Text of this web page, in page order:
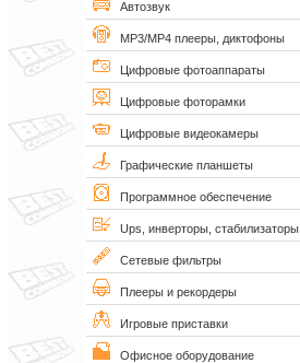
Автозвук
MP3/MP4 плееры, диктофоны
Цифровые фотоаппараты
Цифровые фоторамки
Цифровые видеокамеры
Графические планшеты
Программное обеспечение
Ups, инверторы, стабилизаторы
Сетевые фильтры
Плееры и рекордеры
Игровые приставки
Офисное оборудование